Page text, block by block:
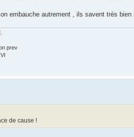
embauche autrement , ils savent très bien
prev
de cause !